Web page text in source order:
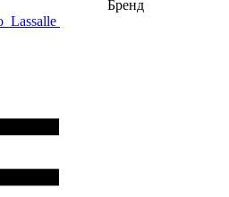
Бренд
Lassalle